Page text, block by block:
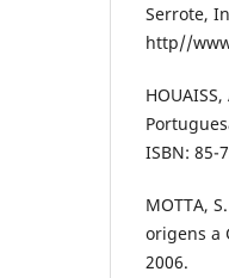
Serrote,
http//
ISBN: 85-
MOTTA,
origens a
2006.